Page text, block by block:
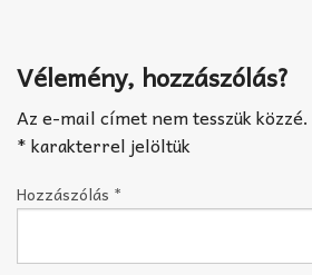
Vélemény, hozzászólás?
Az e-mail címet nem tesszük közzé.
*karakterrel jelöltük
Hozzászólás *